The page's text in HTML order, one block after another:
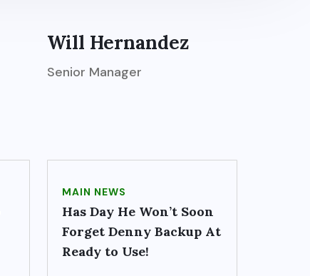
Will Hernandez
Senior Manager
MAIN NEWS
Has Day He Won’t Soon
Forget Denny Backup At
Ready to Use!